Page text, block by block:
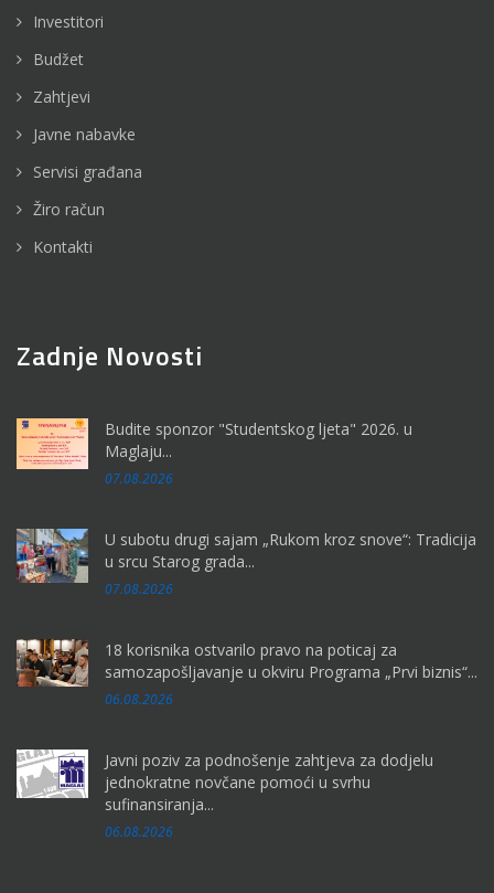
Investitori
Budžet
Zahtjevi
Javne nabavke
Servisi građana
Žiro račun
Kontakti
Zadnje Novosti
Budite sponzor "Studentskog ljeta" 2026. u
Maglaju...
07.08.2026
U subotu drugi sajam „Rukom kroz snove“: Tradicija
u srcu Starog grada...
07.08.2026
18 korisnika ostvarilo pravo na poticaj za
samozapošljavanje u okviru Programa „Prvi biznis“...
06.08.2026
Javni poziv za podnošenje zahtjeva za dodjelu
jednokratne novčane pomoći u svrhu
sufinansiranja...
06.08.2026